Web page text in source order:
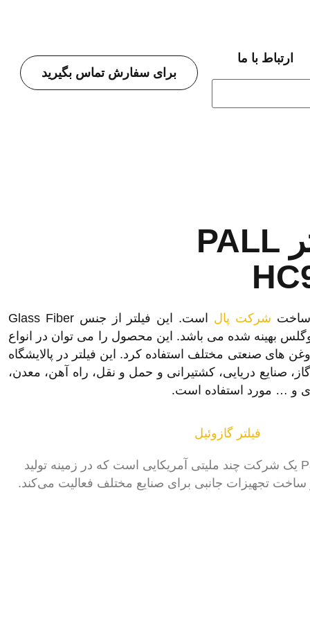
ارتباط با ما
برای سفارش تماس بگیرید
معرفی فیلتر PALL
شرکت پال
است. این فیلتر از جنس Glass Fiber
بهینه شده می باشد. این محصول را می توان در انواع
های صنعتی مختلف استفاده کرد. این فیلتر در پالایشگاه
صنایع دریایی، کشتیرانی و حمل و نقل، راه آهن، معدن،
و … مورد استفاده است.